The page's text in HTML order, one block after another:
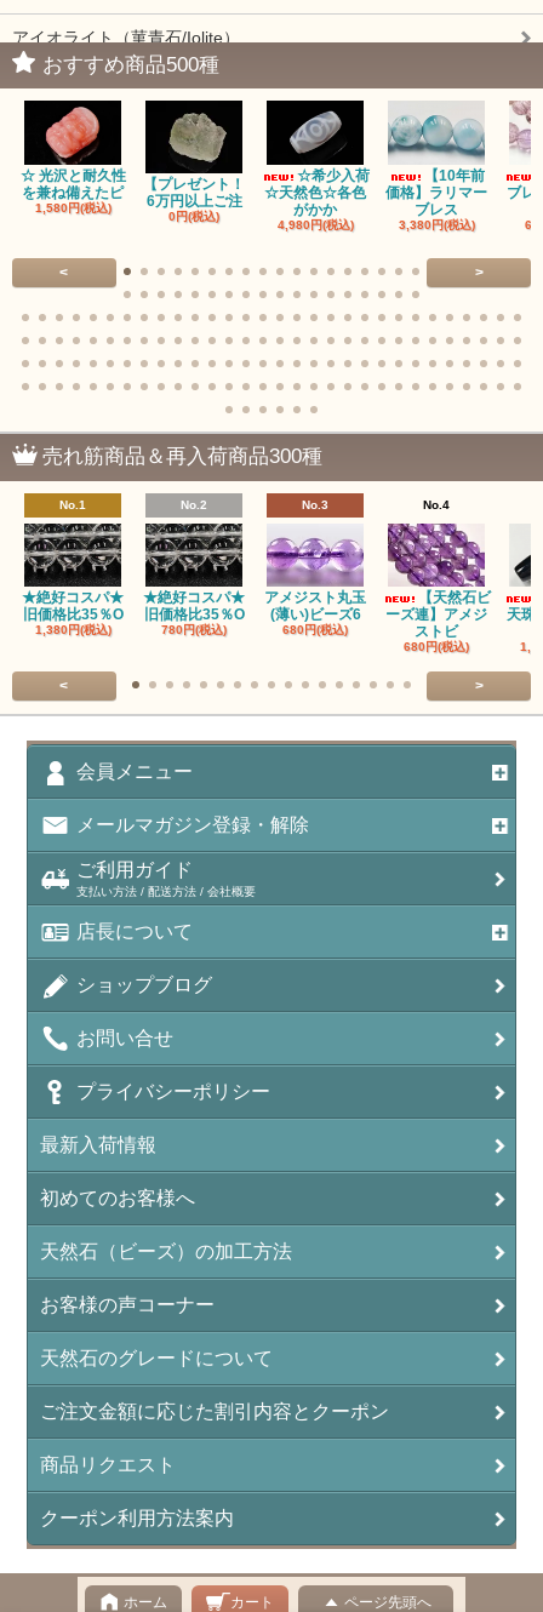
アイオライト（菫青石/Iolite）
アイドクレーズ（Idocrase）（別名ベスビアナイト）
アクアマリン（藍玉/藍柱石/Aquamarine）
アクチノライトインクォーツ（Actinolite/緑閃石）
赤瑪瑙（レッドアゲート/カーネリアン）
アゲート（瑪瑙/Agate）各種
アズロマラカイト（Azuromalachite）
アパタイト
アベンチュリン(クォーツァイト/Aventurine)
アマゾナイト（天河石/Amazonite）
アポフィライト（Apophylite）/魚眼石
アメジスト（紫水晶/Amethyst）
アメシスティンクォーツ（Amethest in quartz）
ラベンダーアメジスト
アメトリン（紫黄水晶/Ametrine）
アラゴナイト（霰石/Aragonite）
アンデシン（チベット産日長石）
アンフィボールインクォーツ(Amphibole)
アンフィボールロック/角閃岩（Amphibole ）
イーグルアイ（EagleEye）
インカローズ（ロードクロサイト/Rhodochrosite）
インディアンアゲート(Indian Agate)
エメラルド(emerald/翠玉)
エレスチャル(elestial/骸骨水晶)
オーロラクォーツ(レインボー水晶)
オニキス(ブラック)(Black Onyx)
オブシディアン（黒曜石/Obsidian）
オフィカルサイト（蛇灰岩/Ophicalcite）
おすすめ商品500種
☆ 光沢と耐久性
を兼ね備えたピ
1,580円(税込)
【プレゼント！
6万円以上ご注
0円(税込)
☆希少入荷
☆天然色☆各色
がかか
4,980円(税込)
【10年前
価格】ラリマー
ブレス
3,380円(税込)
ブ
< >
売れ筋商品＆再入荷商品300種
No.1
★絶好コスパ★
旧価格比35％O
1,380円(税込)
No.2
★絶好コスパ★
旧価格比35％O
780円(税込)
No.3
アメジスト丸玉
(薄い)ビーズ6
680円(税込)
No.4
【天然石ビ
ーズ連】アメジ
ストビ
680円(税込)
天珠
< >
会員メニュー
メールマガジン登録・解除
ご利用ガイド
支払い方法 / 配送方法 / 会社概要
店長について
ショップブログ
お問い合せ
プライバシーポリシー
最新入荷情報
初めてのお客様へ
天然石（ビーズ）の加工方法
お客様の声コーナー
天然石のグレードについて
ご注文金額に応じた割引内容とクーポン
商品リクエスト
クーポン利用方法案内
ホーム カート ページ先頭へ